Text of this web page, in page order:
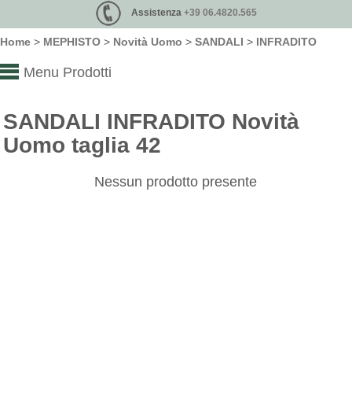
Assistenza +39 06.4820.565
Home > MEPHISTO > Novità Uomo > SANDALI > INFRADITO
Menu Prodotti
SANDALI INFRADITO Novità
Uomo taglia 42
Nessun prodotto presente